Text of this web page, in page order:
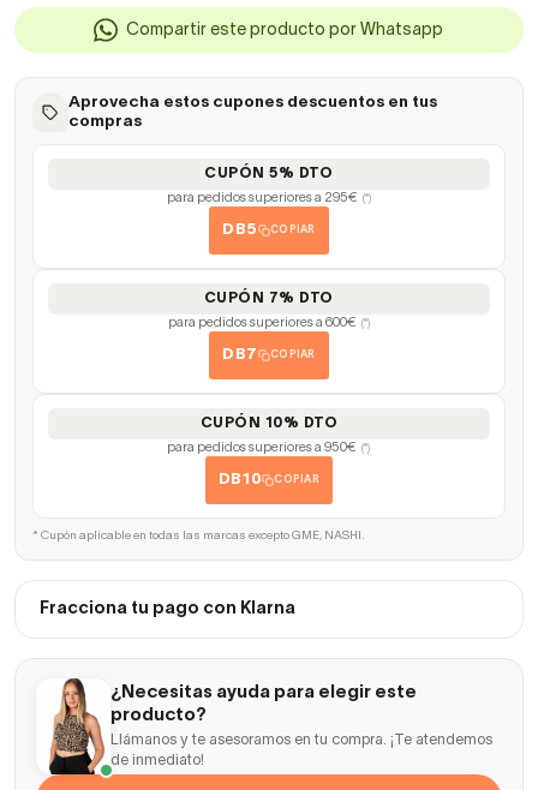
Compartir este producto por Whatsapp
Aprovecha estos cupones descuentos en tus
compras
CUPÓN 5% DTO
para pedidos superiores a 295€ (*)
DB5 COPIAR
CUPÓN 7% DTO
para pedidos superiores a 600€ (*)
DB7 COPIAR
CUPÓN 10% DTO
para pedidos superiores a 950€ (*)
DB10 COPIAR
* Cupón aplicable en todas las marcas excepto GME, NASHI.
Fracciona tu pago con Klarna
¿Necesitas ayuda para elegir este
producto?
Llámanos y te asesoramos en tu compra. ¡Te atendemos
de inmediato!